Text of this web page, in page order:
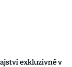
exkluzivně v